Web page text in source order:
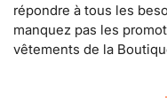
répondre à tous les
manquez pas les
vêtements de la